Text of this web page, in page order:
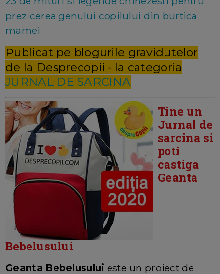
prezicerea genului copilului din burtica
mamei
Publicat pe blogurile gravidutelor
de la Desprecopii - la categoria
JURNAL DE SARCINA
Tine un
Jurnal de
sarcina si
poti
castiga
Geanta
Bebelusului
Geanta Bebelusului este un proiect de